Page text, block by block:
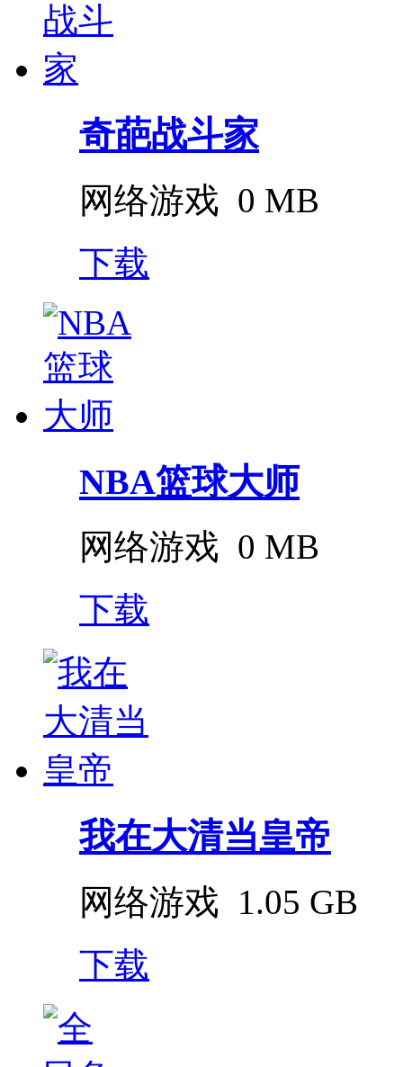
奇葩战斗家
网络游戏 0 MB
下载
NBA篮球大师
网络游戏 0 MB
下载
我在大清当皇帝
网络游戏 1.05 GB
下载